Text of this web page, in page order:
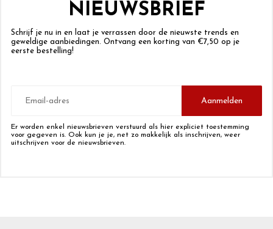
NIEUWSBRIEF
Schrijf je nu in en laat je verrassen door de nieuwste trends en
geweldige aanbiedingen. Ontvang een korting van €7,50 op je
eerste bestelling!
mailadres
Aanmelden
Er worden enkel nieuwsbrieven verstuurd als hier expliciet toestemming
voor gegeven is. Ook kun je je, net zo makkelijk als inschrijven, weer
uitschrijven voor de nieuwsbrieven.